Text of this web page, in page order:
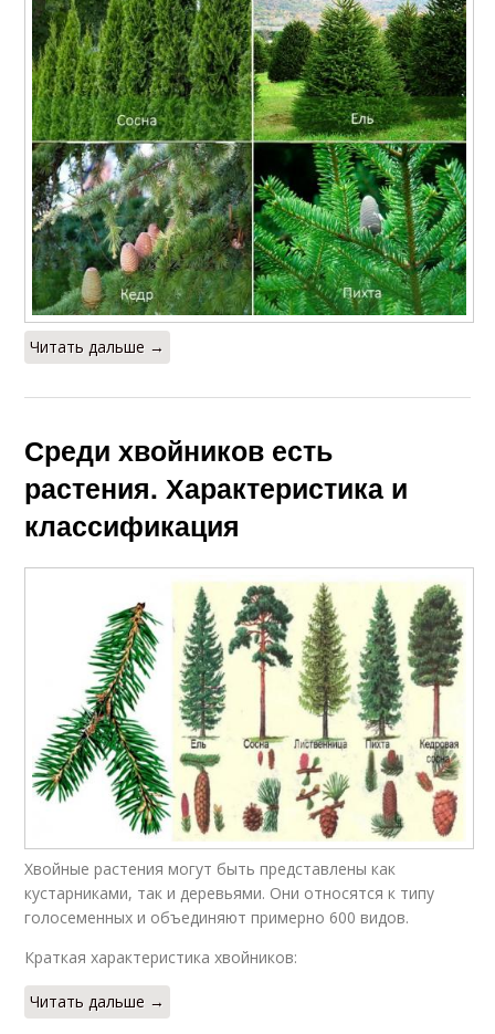
Читать дальше →
Среди хвойников есть
растения. Характеристика и
классификация
Хвойные растения могут быть представлены как
кустарниками, так и деревьями. Они относятся к типу
голосеменных и объединяют примерно 600 видов.
Краткая характеристика хвойников:
Читать дальше →